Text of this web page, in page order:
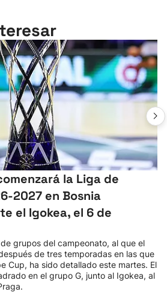
la Liga de
2027 en Bosnia
el Igokea, el 6 de
grupos del campeonato, al que el
de tres temporadas en las que
Cup, ha sido detallado este martes. El
en el grupo G, junto al Igokea, al